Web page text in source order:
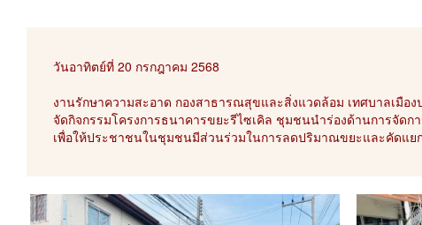
วันอาทิตย์ที่ 20 กรกฎาคม 2568
งานรักษาความสะอาด กองสาธารณสุขและสิ่งแวดล้อม เทศบาลเมือ
จัดกิจกรรมโครงการธนาคารขยะรีไซเคิล ชุมชนนำร่องด้านการจั
เพื่อให้ประชาชนในชุมชนมีส่วนร่วมในการลดปริมาณขยะและคัดแย